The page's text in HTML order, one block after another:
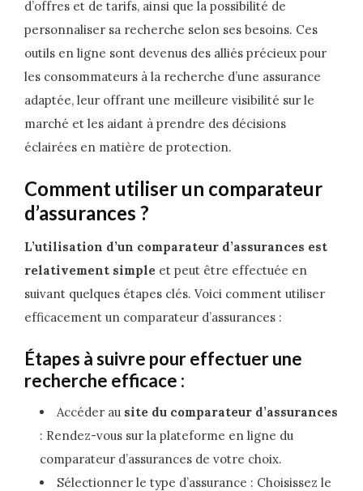
d’offres et de tarifs, ainsi que la possibilité de
personnaliser sa recherche selon ses besoins. Ces
outils en ligne sont devenus des alliés précieux pour
les consommateurs à la recherche d’une assurance
adaptée, leur offrant une meilleure visibilité sur le
marché et les aidant à prendre des décisions
éclairées en matière de protection.
Comment utiliser un comparateur
d’assurances ?
L’utilisation d’un comparateur d’assurances est
relativement simple et peut être effectuée en
suivant quelques étapes clés. Voici comment utiliser
efficacement un comparateur d’assurances :
Étapes à suivre pour effectuer une
recherche efficace :
Accéder au site du comparateur d’assurances
: Rendez-vous sur la plateforme en ligne du
comparateur d’assurances de votre choix.
Sélectionner le type d’assurance : Choisissez le